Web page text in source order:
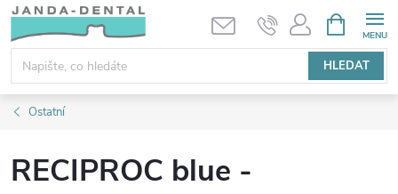
Přejít
obsah
HLEDAT
NÁKUPNÍ
KOŠÍK
Ostatní
RECIPROC blue -